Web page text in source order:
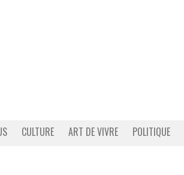
CULTURE ART DE VIVRE POLITIQUE